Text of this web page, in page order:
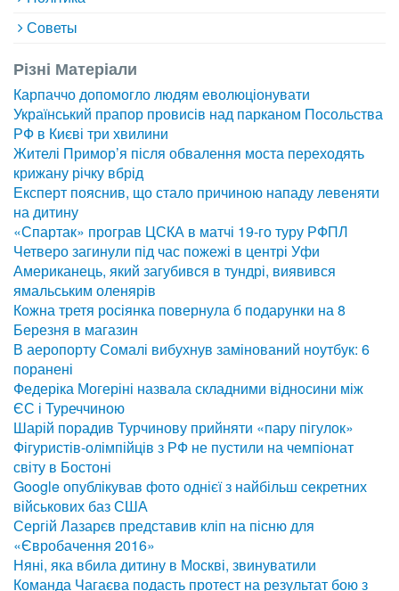
Советы
Різні Матеріали
Карпаччо допомогло людям еволюціонувати
Український прапор провисів над парканом Посольства
РФ в Києві три хвилини
Жителі Примор’я після обвалення моста переходять
крижану річку вбрід
Експерт пояснив, що стало причиною нападу левеняти
на дитину
«Спартак» програв ЦСКА в матчі 19-го туру РФПЛ
Четверо загинули під час пожежі в центрі Уфи
Американець, який загубився в тундрі, виявився
ямальським оленярів
Кожна третя росіянка повернула б подарунки на 8
Березня в магазин
В аеропорту Сомалі вибухнув замінований ноутбук: 6
поранені
Федеріка Могеріні назвала складними відносини між
ЄС і Туреччиною
Шарій порадив Турчинову прийняти «пару пігулок»
Фігуристів-олімпійців з РФ не пустили на чемпіонат
світу в Бостоні
Google опублікував фото однієї з найбільш секретних
військових баз США
Сергій Лазарєв представив кліп на пісню для
«Євробачення 2016»
Няні, яка вбила дитину в Москві, звинуватили
Команда Чагаєва подасть протест на результат бою з